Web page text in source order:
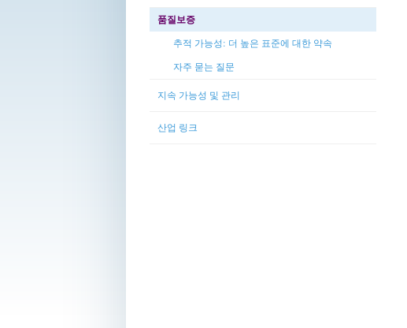
품질보증
추적 가능성: 더 높은 표준에 대한 약속
자주 묻는 질문
지속 가능성 및 관리
산업 링크